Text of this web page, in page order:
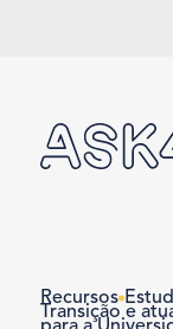
Recursos
Transição e